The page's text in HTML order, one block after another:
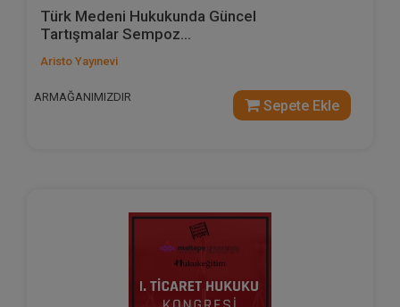
Türk Medeni Hukukunda Güncel
Tartışmalar Sempoz...
Aristo Yayınevi
ARMAĞANIMIZDIR
Sepete Ekle